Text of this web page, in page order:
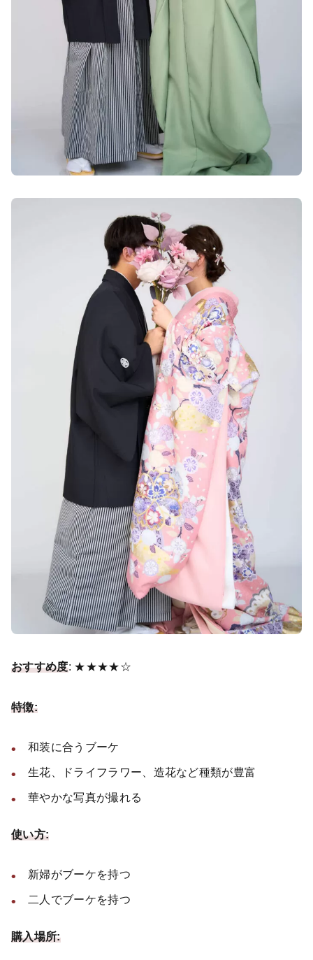
おすすめ度: ★★★★☆
特徴:
和装に合うブーケ
生花、ドライフラワー、造花など種類が豊富
華やかな写真が撮れる
使い方:
新婦がブーケを持つ
二人でブーケを持つ
購入場所: